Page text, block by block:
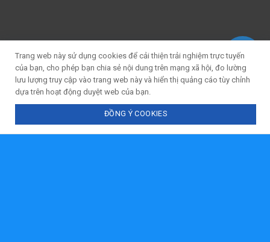
Phương thức giao hàng Liên hệ
Google Maps
Trang web này sử dụng cookies để cải thiện trải nghiệm trực tuyến
của bạn, cho phép bạn chia sẻ nội dung trên mạng xã hội, đo lường
lưu lượng truy cập vào trang web này và hiển thị quảng cáo tùy chỉnh
dựa trên hoạt động duyệt web của bạn.
ĐỒNG Ý COOKIES
Chat với tư vấn viên